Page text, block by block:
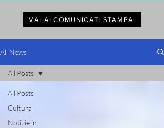
VAI AI COMUNICATI STAMPA
All News
All Posts
Cultura
Notizie in
All Posts